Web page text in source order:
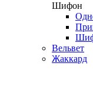
Шифон
Вельвет
Жаккард